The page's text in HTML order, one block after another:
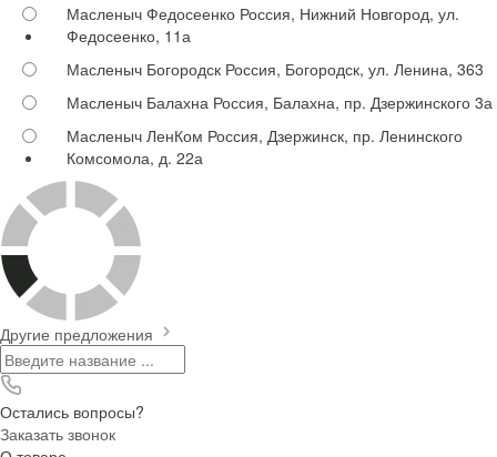
Масленыч Федосеенко Россия, Нижний Новгород, ул.
Федосеенко, 11а
Масленыч Богородск Россия, Богородск, ул. Ленина, 363
Масленыч Балахна Россия, Балахна, пр. Дзержинского 3а
Масленыч ЛенКом Россия, Дзержинск, пр. Ленинского
Комсомола, д. 22а
Другие предложения
Остались вопросы?
Заказать звонок